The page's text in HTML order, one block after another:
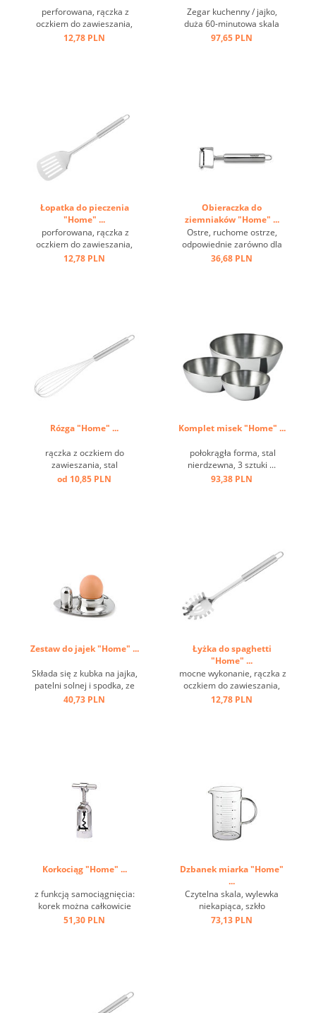
perforowana, rączka z
oczkiem do zawieszania,
stal nierdzewna ...
12,78 PLN
Zegar kuchenny / jajko,
duża 60-minutowa skala
czasowa, wielofunkcyjna
97,65 PLN
Łopatka do pieczenia
"Home" ...
porforowana, rączka z
oczkiem do zawieszania,
stal nierdzewna ...
12,78 PLN
Obieraczka do
ziemniaków "Home" ...
Ostre, ruchome ostrze,
odpowiednie zarówno dla
praworęcznych, jak i
36,68 PLN
Rózga "Home" ...
rączka z oczkiem do
zawieszania, stal
nierdzewna ...
od 10,85 PLN
Komplet misek "Home" ...
połokrągła forma, stal
nierdzewna, 3 sztuki ...
93,38 PLN
Zestaw do jajek "Home" ...
Składa się z kubka na jajka,
patelni solnej i spodka, ze
stali nierdzewnej ...
40,73 PLN
Łyżka do spaghetti
"Home" ...
mocne wykonanie, rączka z
oczkiem do zawieszania,
stal nierdzewna ...
12,78 PLN
Korkociąg "Home" ...
z funkcją samociągnięcia:
korek można całkowicie
usunąć przez obrót, łatwość
51,30 PLN
Dzbanek miarka "Home"
...
Czytelna skala, wylewka
niekapiąca, szkło
borokrzemianowe ...
73,13 PLN